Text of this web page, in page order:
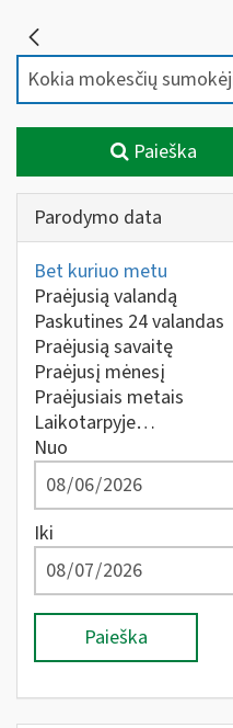
Paieška
Parodymo data
Bet kuriuo metu
Praėjusią valandą
Paskutines 24 valandas
Praėjusią savaitę
Praėjusį mėnesį
Praėjusiais metais
Laikotarpyje…
Nuo
Iki
Paieška